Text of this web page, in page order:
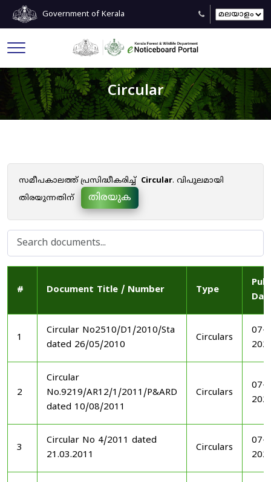
Government of Kerala
Circular
സമീപകാലത്ത് പ്രസിദ്ധീകരിച്ച് Circular. വിപുലമായി
തിരയുന്നതിന്
തിരയുക
# Document Title / Number Type
1
Circular No2510/D1/2010/Sta
dated 26/05/2010
Circulars
07-
2
Circular
No.9219/AR12/1/2011/P&ARD
dated 10/08/2011
Circulars
07-
3
Circular No 4/2011 dated
21.03.2011
Circulars
07-